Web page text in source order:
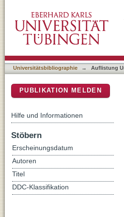
Universitätsbibliographie → Auflistung
PUBLIKATION MELDEN
Hilfe und Informationen
Stöbern
Erscheinungsdatum
Autoren
Titel
DDC-Klassifikation